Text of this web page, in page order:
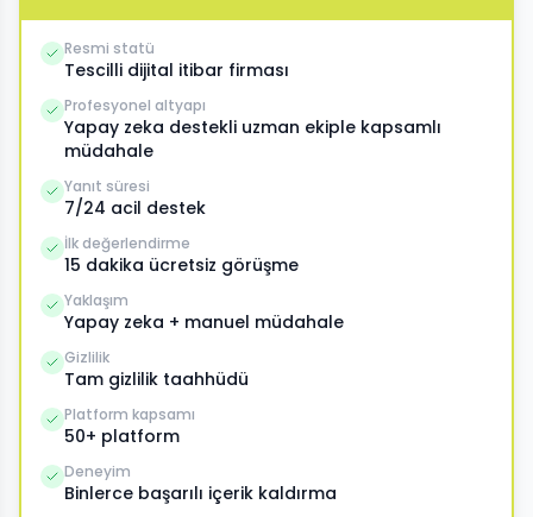
Resmi statü
Tescilli dijital itibar firması
Profesyonel altyapı
Yapay zeka destekli uzman ekiple kapsamlı
müdahale
Yanıt süresi
7/24 acil destek
İlk değerlendirme
15 dakika ücretsiz görüşme
Yaklaşım
Yapay zeka + manuel müdahale
Gizlilik
Tam gizlilik taahhüdü
Platform kapsamı
50+ platform
Deneyim
Binlerce başarılı içerik kaldırma